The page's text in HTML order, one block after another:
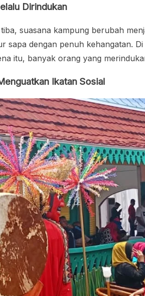
Dirindukan
suasana kampung berubah
sapa dengan penuh kehangatan.
itu, banyak orang yang
Ikatan Sosial